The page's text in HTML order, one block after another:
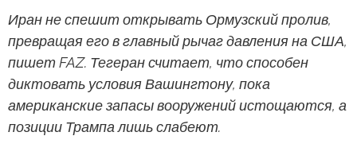
Иран не спешит открывать Ормузский пролив,
превращая его в главный рычаг давления на США,
пишет FAZ. Тегеран считает, что способен
диктовать условия Вашингтону, пока
американские запасы вооружений истощаются, а
позиции Трампа лишь слабеют.